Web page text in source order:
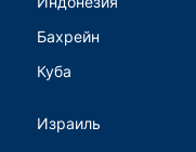
Бахрейн
Куба
Израиль